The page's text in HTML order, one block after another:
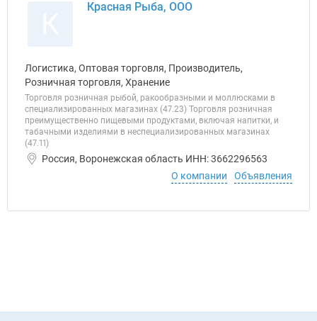
Красная Рыба, ООО
Логистика, Оптовая торговля, Производитель,
Розничная торговля, Хранение
Торговля розничная рыбой, ракообразными и моллюсками в
специализированных магазинах (47.23) Торговля розничная
преимущественно пищевыми продуктами, включая напитки, и
табачными изделиями в неспециализированных магазинах
(47.11)
Россия, Воронежская область ИНН: 3662296563
О компании
Объявления